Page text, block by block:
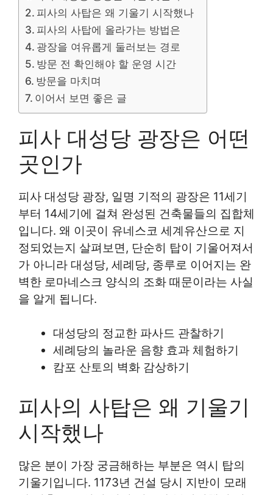
피사의 사탑은 왜 기울기 시작했나
피사의 사탑에 올라가는 방법은
광장을 여유롭게 둘러보는 경로
방문 전 확인해야 할 운영 시간
방문을 마치며
이어서 보면 좋은 글
피사 대성당 광장은 어떤
곳인가
피사 대성당 광장, 일명 기적의 광장은 11세기
부터 14세기에 걸쳐 완성된 건축물들의 집합체
입니다. 왜 이곳이 유네스코 세계유산으로 지
정되었는지 살펴보면, 단순히 탑이 기울어져서
가 아니라 대성당, 세례당, 종루로 이어지는 완
벽한 로마네스크 양식의 조화 때문이라는 사실
을 알게 됩니다.
대성당의 정교한 파사드 관찰하기
세례당의 놀라운 음향 효과 체험하기
캄포 산토의 벽화 감상하기
피사의 사탑은 왜 기울기
시작했나
많은 분이 가장 궁금해하는 부분은 역시 탑의
기울기입니다. 1173년 건설 당시 지반이 모래